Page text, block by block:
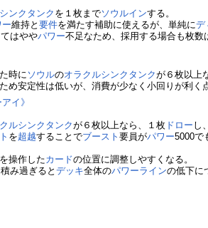
ンクタンク を１枚までソウルインする。
ー維持と要件を満たす補助に使えるが、単純にデ
はややパワー不足なため、採用する場合も枚数
時に ソウルのオラクルシンクタンクが６枚以上
め安定性は低いが、消費が少なく小回りが利く
イ》
ルシンクタンクが６枚以上なら、１枚 ドロー し
を超越することでブースト要員がパワー5000で
を操作したカードの位置に調整しやすくなる。
み過ぎるとデッキ全体のパワーラインの低下に